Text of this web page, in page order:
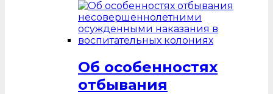
Об особенностях
отбывания